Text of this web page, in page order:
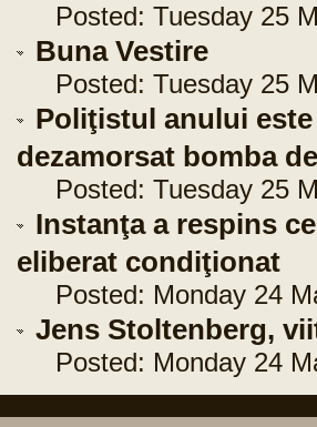
Posted: Tuesday 25
Buna Vestire
Posted: Tuesday 25
Poliţistul anului
dezamorsat bomba
Posted: Tuesday 25
Instanţa a respins
eliberat condiţionat
Posted: Monday 24
Jens Stoltenberg,
Posted: Monday 24